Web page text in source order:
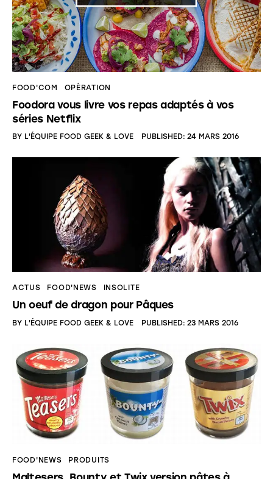
FOOD'COM OPÉRATION
Foodora vous livre vos repas adaptés à vos
séries Netflix
BY L'ÉQUIPE FOOD GEEK & LOVE PUBLISHED: 24 MARS 2016
ACTUS FOOD'NEWS INSOLITE
Un oeuf de dragon pour Pâques
BY L'ÉQUIPE FOOD GEEK & LOVE PUBLISHED: 23 MARS 2016
FOOD'NEWS PRODUITS